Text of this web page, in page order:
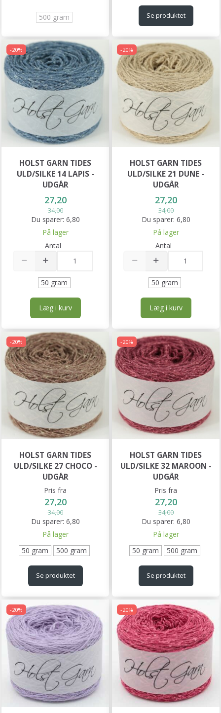
500 gram Se produktet
-20%
HOLST GARN TIDES
ULD/SILKE 14 LAPIS -
UDGÅR
27,20
34,00
Du sparer: 6,80
På lager
Antal
50 gram
Læg i kurv
-20%
HOLST GARN TIDES
ULD/SILKE 21 DUNE -
UDGÅR
27,20
34,00
Du sparer: 6,80
På lager
Antal
50 gram
Læg i kurv
-20%
HOLST GARN TIDES
ULD/SILKE 27 CHOCO -
UDGÅR
Pris fra
27,20
34,00
Du sparer: 6,80
På lager
50 gram
500 gram
Se produktet
-20%
HOLST GARN TIDES
ULD/SILKE 32 MAROON -
UDGÅR
Pris fra
27,20
34,00
Du sparer: 6,80
På lager
50 gram
500 gram
Se produktet
-20% -20%